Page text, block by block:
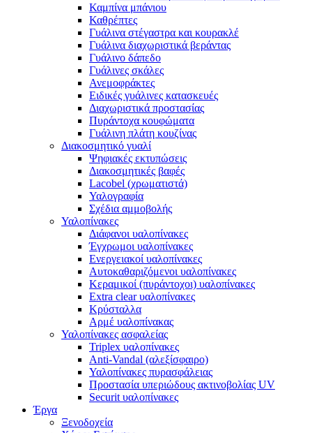
Καμπίνα μπάνιου
Καθρέπτες
Γυάλινα στέγαστρα και κουρακλέ
Γυάλινα διαχωριστικά βεράντας
Γυάλινο δάπεδο
Γυάλινες σκάλες
Ανεμοφράκτες
Ειδικές γυάλινες κατασκευές
Διαχωριστικά προστασίας
Πυράντοχα κουφώματα
Γυάλινη πλάτη κουζίνας
Διακοσμητικό γυαλί
Ψηφιακές εκτυπώσεις
Διακοσμητικές βαφές
Lacobel (χρωματιστά)
Υαλογραφία
Σχέδια αμμοβολής
Υαλοπίνακες
Διάφανοι υαλοπίνακες
Έγχρωμοι υαλοπίνακες
Ενεργειακοί υαλοπίνακες
Αυτοκαθαριζόμενοι υαλοπίνακες
Κεραμικοί (πυράντοχοι) υαλοπίνακες
Extra clear υαλοπίνακες
Κρύσταλλα
Αρμέ υαλοπίνακας
Υαλοπίνακες ασφαλείας​
Triplex υαλοπίνακες
Anti-Vandal (αλεξίσφαιρο)
Υαλοπίνακες πυρασφάλειας
Προστασία υπεριώδους ακτινοβολίας UV
Securit υαλοπίνακες
Έργα
Ξενοδοχεία